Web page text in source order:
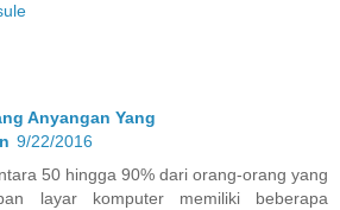
Anyangan Yang
9/22/2016
50 hingga 90% dari orang-orang yang
layar komputer memiliki beberapa